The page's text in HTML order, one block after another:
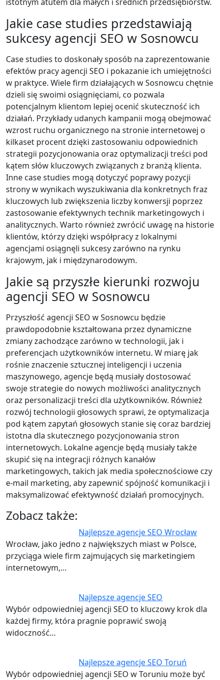
Jakie case studies przedstawiają
sukcesy agencji SEO w Sosnowcu
Case studies to doskonały sposób na zaprezentowanie
efektów pracy agencji SEO i pokazanie ich umiejętności
w praktyce. Wiele firm działających w Sosnowcu chętnie
dzieli się swoimi osiągnięciami, co pozwala
potencjalnym klientom lepiej ocenić skuteczność ich
działań. Przykłady udanych kampanii mogą obejmować
wzrost ruchu organicznego na stronie internetowej o
kilkaset procent dzięki zastosowaniu odpowiednich
strategii pozycjonowania oraz optymalizacji treści pod
kątem słów kluczowych związanych z branżą klienta.
Inne case studies mogą dotyczyć poprawy pozycji
strony w wynikach wyszukiwania dla konkretnych fraz
kluczowych lub zwiększenia liczby konwersji poprzez
zastosowanie efektywnych technik marketingowych i
analitycznych. Warto również zwrócić uwagę na historie
klientów, którzy dzięki współpracy z lokalnymi
agencjami osiągnęli sukcesy zarówno na rynku
krajowym, jak i międzynarodowym.
Jakie są przyszłe kierunki rozwoju
agencji SEO w Sosnowcu
Przyszłość agencji SEO w Sosnowcu będzie
prawdopodobnie kształtowana przez dynamiczne
zmiany zachodzące zarówno w technologii, jak i
preferencjach użytkowników internetu. W miarę jak
rośnie znaczenie sztucznej inteligencji i uczenia
maszynowego, agencje będą musiały dostosować
swoje strategie do nowych możliwości analitycznych
oraz personalizacji treści dla użytkowników. Również
rozwój technologii głosowych sprawi, że optymalizacja
pod kątem zapytań głosowych stanie się coraz bardziej
istotna dla skutecznego pozycjonowania stron
internetowych. Lokalne agencje będą musiały także
skupić się na integracji różnych kanałów
marketingowych, takich jak media społecznościowe czy
e-mail marketing, aby zapewnić spójność komunikacji i
maksymalizować efektywność działań promocyjnych.
Zobacz także:
Najlepsze agencje SEO Wrocław
Wrocław, jako jedno z największych miast w Polsce,
przyciąga wiele firm zajmujących się marketingiem
internetowym,…
Najlepsze agencje SEO
Wybór odpowiedniej agencji SEO to kluczowy krok dla
każdej firmy, która pragnie poprawić swoją
widoczność…
Najlepsze agencje SEO Toruń
Wybór odpowiedniej agencji SEO w Toruniu może być